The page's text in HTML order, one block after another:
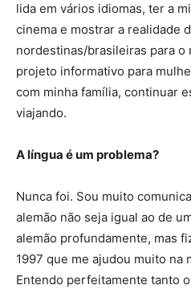
lida em vários idiomas, ter a
cinema e mostrar a realidade
nordestinas/brasileiras para o
projeto informativo para
com minha família, continuar
viajando.
A língua é um problema?
Nunca foi. Sou muito
alemão não seja igual ao de
alemão profundamente, mas
1997 que me ajudou muito na
Entendo perfeitamente tanto